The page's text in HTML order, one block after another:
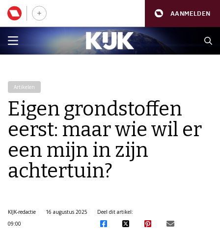
AANMELDEN
Artikelen
Eigen grondstoffen
eerst: maar wie wil er
een mijn in zijn
achtertuin?
KIJK-redactie
16 augustus 2025
09:00
Deel dit artikel: